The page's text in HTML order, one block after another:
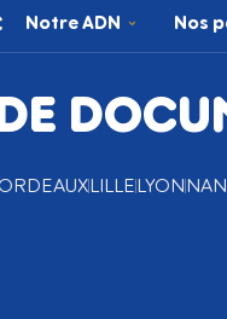
Notre ADN Nos
LILLELYON